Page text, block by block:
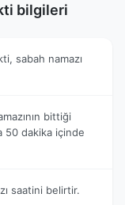
bilgileri
sabah namazı
bittiği
50 dakika içinde
saatini belirtir.